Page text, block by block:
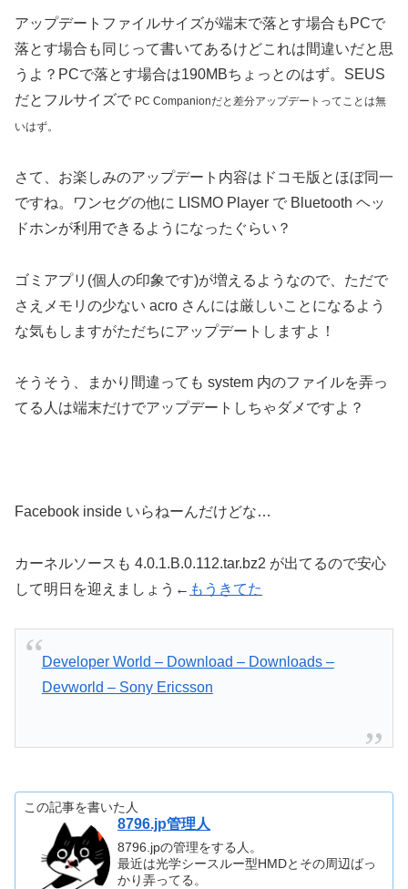
アップデートファイルサイズが端末で落とす場合もPCで
落とす場合も同じって書いてあるけどこれは間違いだと思
うよ？PCで落とす場合は190MBちょっとのはず。SEUS
だとフルサイズで PC Companionだと差分アップデートってことは無
いはず。
さて、お楽しみのアップデート内容はドコモ版とほぼ同一
ですね。ワンセグの他に LISMO Player で Bluetooth ヘッ
ドホンが利用できるようになったぐらい？
ゴミアプリ(個人の印象です)が増えるようなので、ただで
さえメモリの少ない acro さんには厳しいことになるよう
な気もしますがただちにアップデートしますよ！
そうそう、まかり間違っても system 内のファイルを弄っ
てる人は端末だけでアップデートしちゃダメですよ？
Facebook inside いらねーんだけどな…
カーネルソースも 4.0.1.B.0.112.tar.bz2 が出てるので安心
して明日を迎えましょう← もうきてた
Developer World – Download – Downloads –
Devworld – Sony Ericsson
この記事を書いた人
8796.jp管理人
8796.jpの管理をする人。
最近は光学シースルー型HMDとその周辺ばっ
かり弄ってる。